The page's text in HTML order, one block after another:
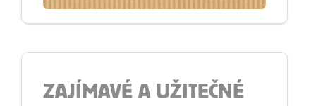
ZAJÍMAVÉ A UŽITEČNÉ